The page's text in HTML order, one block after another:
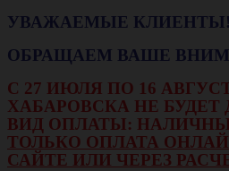
УВАЖАЕМЫЕ КЛИЕНТЫ!
ОБРАЩАЕМ ВАШЕ
С 27 ИЮЛЯ ПО 16
ХАБАРОВСКА НЕ БУДЕТ
ВИД ОПЛАТЫ:
ТОЛЬКО ОПЛАТА
САЙТЕ ИЛИ ЧЕРЕЗ